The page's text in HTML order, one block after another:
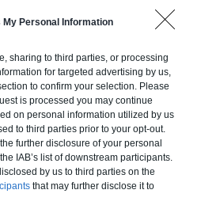
My Personal Information
sharing to third parties, or processing
for targeted advertising by us,
to confirm your selection. Please
is processed you may continue
on personal information utilized by us
to third parties prior to your opt-out.
further disclosure of your personal
IAB’s list of downstream participants.
by us to third parties on the
that may further disclose it to
en ossature bois isolé.
Le prix "clé en main"
le second oeuvre (cuisine,
exclut piscine, jardin et
clôture.
partir de
TTC